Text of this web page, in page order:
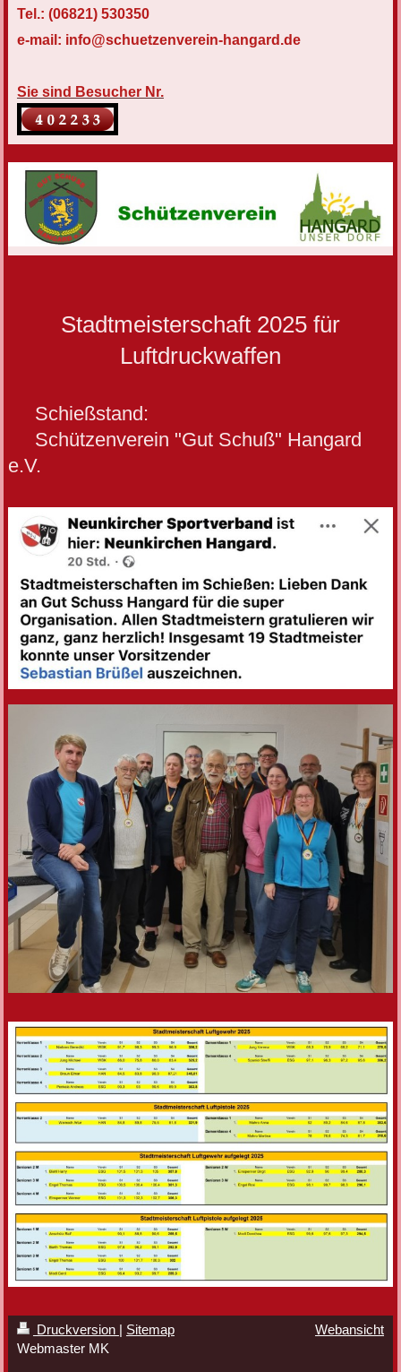
Tel.: (06821) 530350
e-mail: info@schuetzenverein-hangard.de
Sie sind Besucher Nr.
Stadtmeisterschaft 2025 für
Luftdruckwaffen
Schießstand:
Schützenverein "Gut Schuß" Hangard
e.V.
Druckversion | Sitemap
Webmaster MK
Webansicht